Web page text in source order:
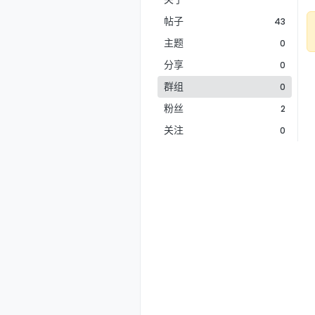
帖子
43
主题 0
分享 0
群组 0
粉丝 2
关注 0